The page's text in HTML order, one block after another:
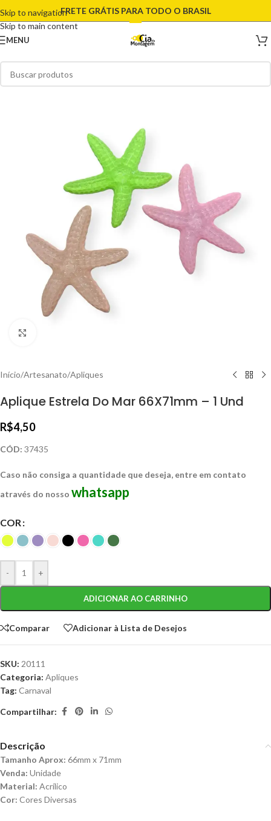
Skip to navigation
Skip to main content
FRETE GRÁTIS PARA TODO O BRASIL
MENU
Início/Artesanato/Apliques
Aplique Estrela Do Mar 66X71mm – 1 Und
R$4,50
CÓD: 37435
Caso não consiga a quantidade que deseja, entre em contato
através do nosso whatsapp
COR
- +
ADICIONAR AO CARRINHO
Comparar Adicionar à Lista de Desejos
SKU: 20111
Categoria: Apliques
Tag: Carnaval
Compartilhar:
Descrição
Tamanho Aprox: 66mm x 71mm
Venda: Unidade
Material: Acrílico
Cor: Cores Diversas